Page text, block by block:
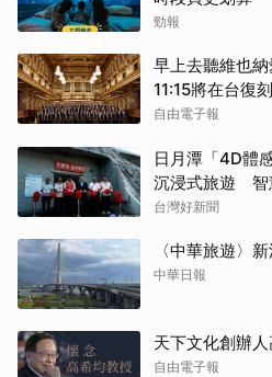
勁報
早上去聽維也
11:15將在台復
自由電子報
日月潭「4D體
沉浸式旅遊 智
台灣好新聞
〈中華旅遊〉
中華日報
天下文化創辦
自由電子報